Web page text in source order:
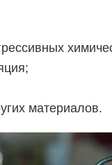
материалов.